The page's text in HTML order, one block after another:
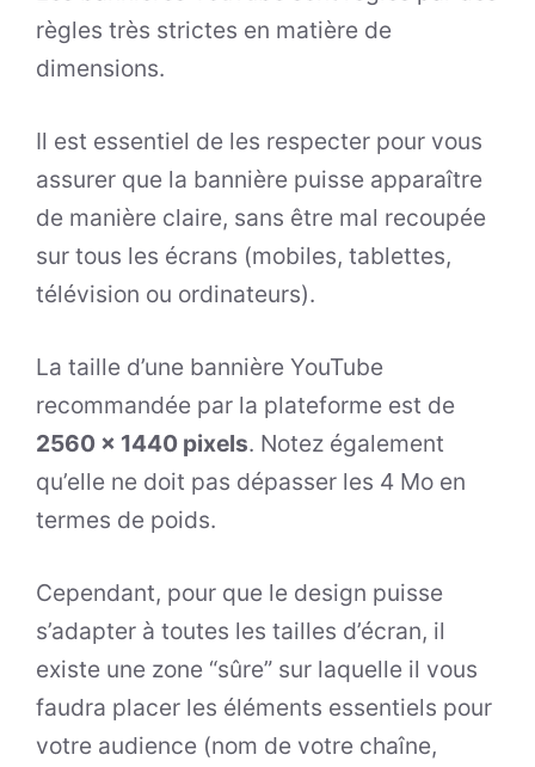
règles très strictes en matière de
dimensions.
Il est essentiel de les respecter pour vous
assurer que la bannière puisse apparaître
de manière claire, sans être mal recoupée
sur tous les écrans (mobiles, tablettes,
télévision ou ordinateurs).
La taille d’une bannière YouTube
recommandée par la plateforme est de
2560 x 1440 pixels. Notez également
qu’elle ne doit pas dépasser les 4 Mo en
termes de poids.
Cependant, pour que le design puisse
s’adapter à toutes les tailles d’écran, il
existe une zone “sûre” sur laquelle il vous
faudra placer les éléments essentiels pour
votre audience (nom de votre chaîne,